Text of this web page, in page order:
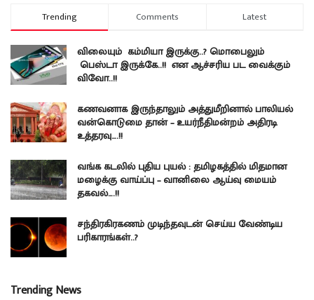
Trending Comments Latest
விலையும் கம்மியா இருக்கு..? மொபைலும்
பெஸ்டா இருக்கே..!! என ஆச்சரிய பட வைக்கும்
விவோ..!!
கணவனாக இருந்தாலும் அத்துமீறினால் பாலியல்
வன்கொடுமை தான் – உயர்நீதிமன்றம் அதிரடி
உத்தரவு….!!
வங்க கடலில் புதிய புயல் : தமிழகத்தில் மிதமான
மழைக்கு வாய்ப்பு – வானிலை ஆய்வு மையம்
தகவல்….!!
சந்திரகிரகணம் முடிந்தவுடன் செய்ய வேண்டிய
பரிகாரங்கள்..?
Trending News